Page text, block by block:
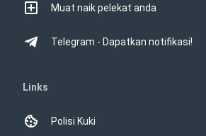
Muat naik pelekat anda
Telegram - Dapatkan notifikasi!
Links
Polisi Kuki